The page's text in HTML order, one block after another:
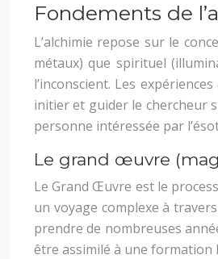
Fondements de
L’alchimie repose sur le
métaux) que spirituel
l’inconscient. Les
initier et guider le chercheur
personne intéressée par
Le grand œuvre
Le Grand Œuvre est le
un voyage complexe à
prendre de nombreuses
être assimilé à une formation